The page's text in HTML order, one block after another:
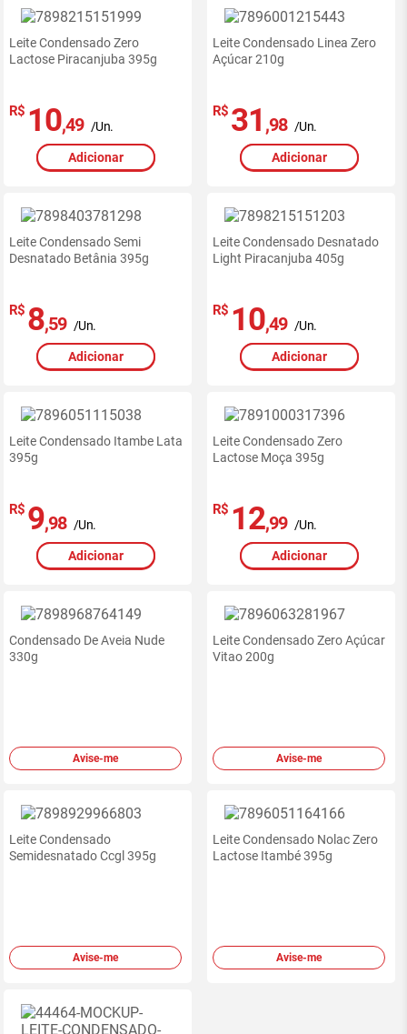
Leite Condensado Zero
Lactose Piracanjuba 395g
R$ 10,49 /Un.
Adicionar
Leite Condensado Linea Zero
Açúcar 210g
R$ 31 ,98 /Un.
Adicionar
Leite Condensado Semi
Desnatado Betânia 395g
R$ 8,59 /Un.
Adicionar
Leite Condensado Desnatado
Light Piracanjuba 405g
R$ 10,49 /Un.
Adicionar
Leite Condensado Itambe Lata
395g
R$ 9,98 /Un.
Adicionar
Leite Condensado Zero
Lactose Moça 395g
R$ 12,99 /Un.
Adicionar
Condensado De Aveia Nude
330g
Avise-me
Leite Condensado Zero Açúcar
Vitao 200g
Avise-me
Leite Condensado
Semidesnatado Ccgl 395g
Avise-me
Leite Condensado Nolac Zero
Lactose Itambé 395g
Avise-me